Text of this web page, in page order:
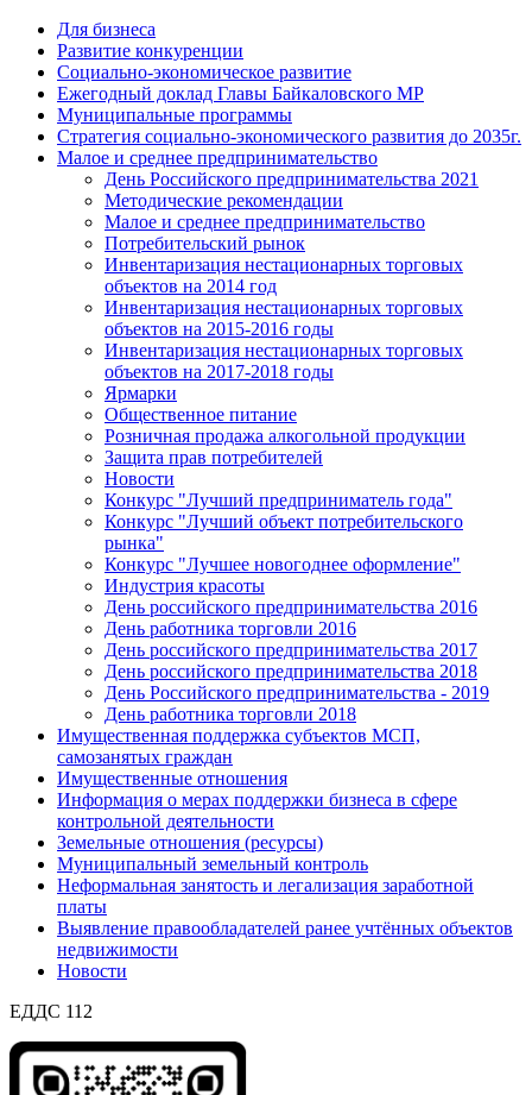
Для бизнеса
Развитие конкуренции
Социально-экономическое развитие
Ежегодный доклад Главы Байкаловского МР
Муниципальные программы
Стратегия социально-экономического развития до 2035г.
Малое и среднее предпринимательство
День Российского предпринимательства 2021
Методические рекомендации
Малое и среднее предпринимательство
Потребительский рынок
Инвентаризация нестационарных торговых
объектов на 2014 год
Инвентаризация нестационарных торговых
объектов на 2015-2016 годы
Инвентаризация нестационарных торговых
объектов на 2017-2018 годы
Ярмарки
Общественное питание
Розничная продажа алкогольной продукции
Защита прав потребителей
Новости
Конкурс "Лучший предприниматель года"
Конкурс "Лучший объект потребительского
рынка"
Конкурс "Лучшее новогоднее оформление"
Индустрия красоты
День российского предпринимательства 2016
День работника торговли 2016
День российского предпринимательства 2017
День российского предпринимательства 2018
День Российского предпринимательства - 2019
День работника торговли 2018
Имущественная поддержка субъектов МСП,
самозанятых граждан
Имущественные отношения
Информация о мерах поддержки бизнеса в сфере
контрольной деятельности
Земельные отношения (ресурсы)
Муниципальный земельный контроль
Неформальная занятость и легализация заработной
платы
Выявление правообладателей ранее учтённых объектов
недвижимости
Новости
ЕДДС 112